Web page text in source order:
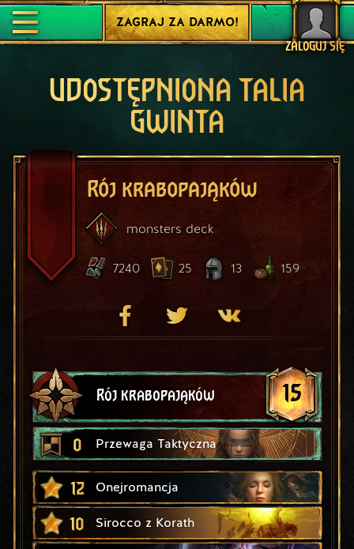
ZALOGUJ SIĘ
ZAGRAJ ZA DARMO!
UDOSTĘPNIONA TALIA
GWINTA
Rój krabopająków
monsters deck
7240 25 13 159
Rój krabopająków 15
0 Przewaga Taktyczna
12 Onejromancja
10 Sirocco z Korath